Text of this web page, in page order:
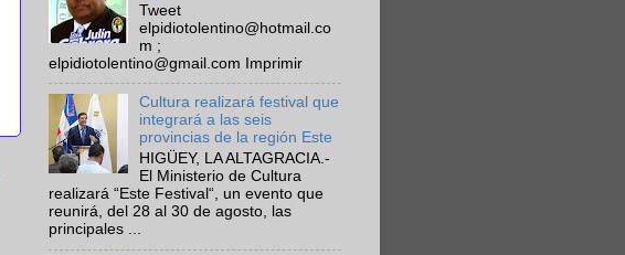
Tweet
elpidiotolentino@hotmail.co
m ;
elpidiotolentino@gmail.com Imprimir
Cultura realizará festival que
integrará a las seis
provincias de la región Este
HIGÜEY, LA ALTAGRACIA.-
El Ministerio de Cultura
realizará “Este Festival“, un evento que
reunirá, del 28 al 30 de agosto, las
principales ...